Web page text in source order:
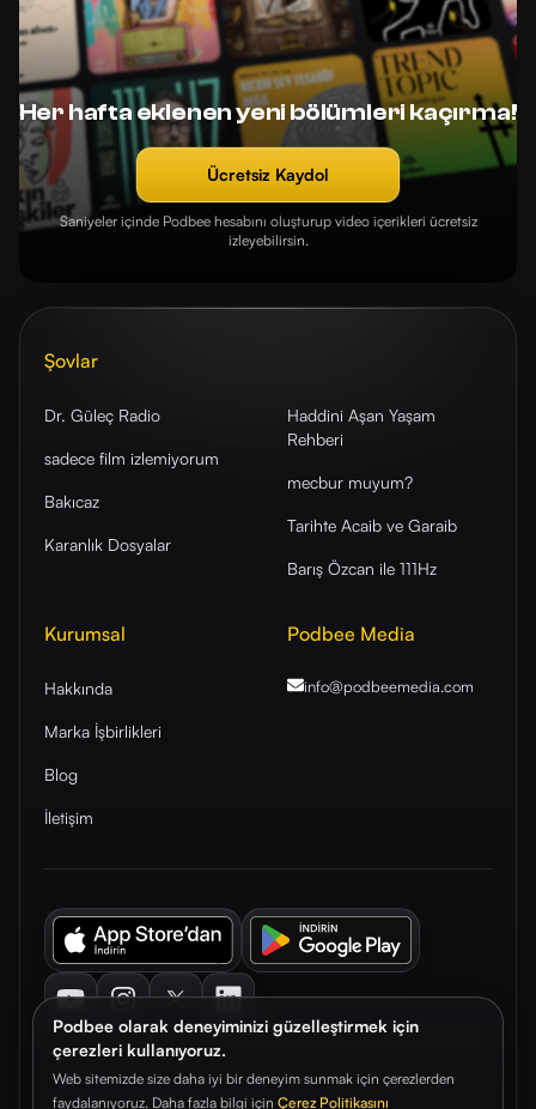
Podbee olarak deneyiminizi güzelleştirmek için
çerezleri kullanıyoruz.
Web sitemizde size daha iyi bir deneyim sunmak için çerezlerden
faydalanıyoruz. Daha fazla bilgi için Çerez Politikasını
Her hafta eklenen yeni bölümleri kaçırma!
Ücretsiz Kaydol
Saniyeler içinde Podbee hesabını oluşturup video içerikleri ücretsiz
izleyebilirsin.
Şovlar
Dr. Güleç Radio
sadece film izlemiyorum
Bakıcaz
Karanlık Dosyalar
Haddini Aşan Yaşam
Rehberi
mecbur muyum?
Tarihte Acaib ve Garaib
Barış Özcan ile 111Hz
Kurumsal
Hakkında
Marka İşbirlikleri
Blog
İletişim
Podbee Media
info@podbeemedia.com